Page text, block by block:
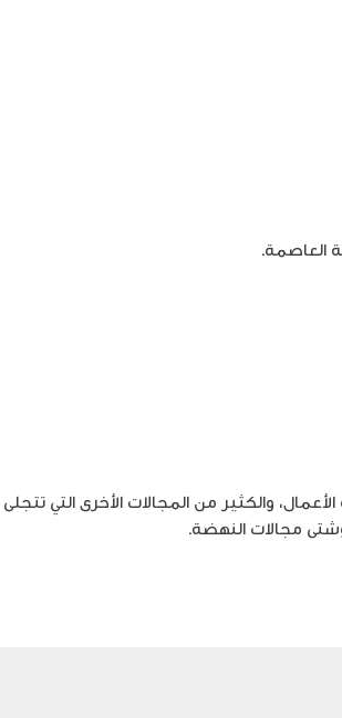
الأعمال، والكثير من المجالات الأخرى التي
وشتى مجالات النهضة.